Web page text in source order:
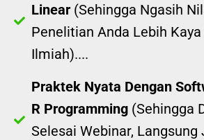
Linear (Sehingga Ngasih
Penelitian Anda Lebih Kaya
Ilmiah)....
Praktek Nyata Dengan
R Programming (Sehingga
Selesai Webinar,